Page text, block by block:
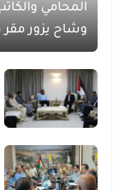
المحامي
وشاح يزور مقر